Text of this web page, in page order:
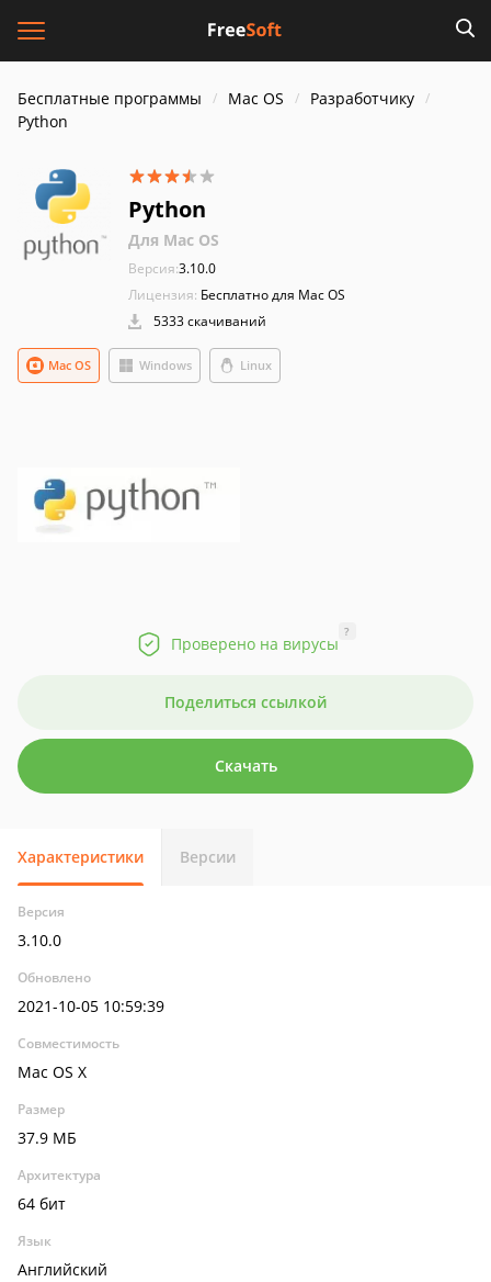
Бесплатные программы Mac OS
Разработчику
Python
Python
Для Mac OS
Версия:3.10.0
Лицензия: Бесплатно для Mac OS
5333 скачиваний
Windows Linux
Mac OS
Проверено на вирусы
?
Поделиться ссылкой
Скачать
Характеристики Версии
Версия
3.10.0
Обновлено
2021-10-05 10:59:39
Совместимость
Mac OS X
Размер
37.9 МБ
Архитектура
64 бит
Язык
Английский